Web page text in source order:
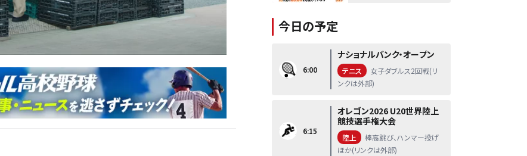
今日の予定
6:00
ナショナルバンク・オープン
テニス
女子ダブルス2回戦(リ
ンクは外部)
6:15
オレゴン2026 U20世界陸上
競技選手権大会
陸上
棒高跳び、ハンマー投げ
ほか(リンクは外部)